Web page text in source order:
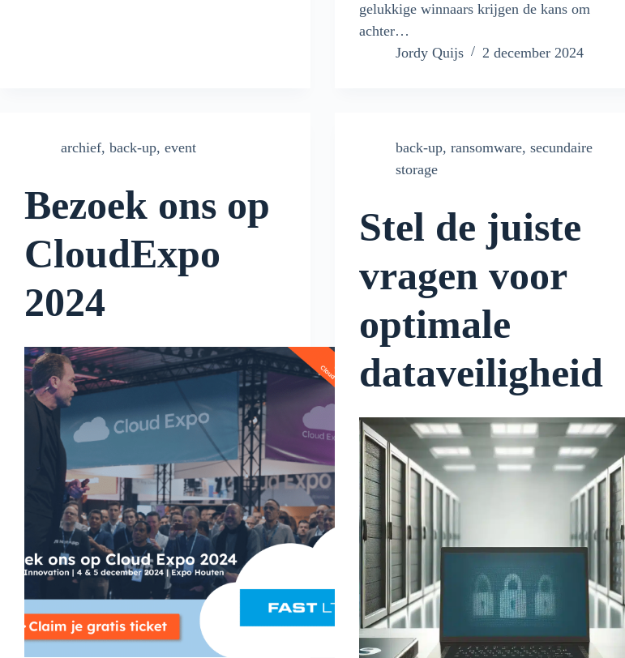
gelukkige winnaars krijgen de kans om
achter…
Jordy Quijs
2 december 2024
archief, back-up, event
Bezoek ons op
CloudExpo
2024
back-up,ransomware,secundaire
storage
Stel de juiste
vragen voor
optimale
dataveiligheid